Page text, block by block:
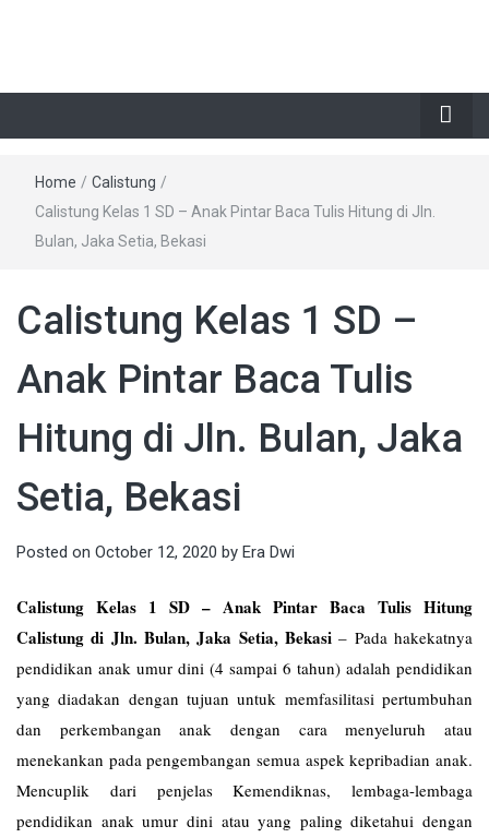
Home / Calistung /
Calistung Kelas 1 SD – Anak Pintar Baca Tulis Hitung di Jln.
Bulan, Jaka Setia, Bekasi
Calistung Kelas 1 SD –
Anak Pintar Baca Tulis
Hitung di Jln. Bulan, Jaka
Setia, Bekasi
Posted on October 12, 2020 by Era Dwi
Calistung Kelas 1 SD – Anak Pintar Baca Tulis Hitung
Calistung di Jln. Bulan, Jaka Setia, Bekasi – Pada hakekatnya
pendidikan anak umur dini (4 sampai 6 tahun) adalah pendidikan
yang diadakan dengan tujuan untuk memfasilitasi pertumbuhan
dan perkembangan anak dengan cara menyeluruh atau
menekankan pada pengembangan semua aspek kepribadian anak.
Mencuplik dari penjelas Kemendiknas, lembaga-lembaga
pendidikan anak umur dini atau yang paling diketahui dengan